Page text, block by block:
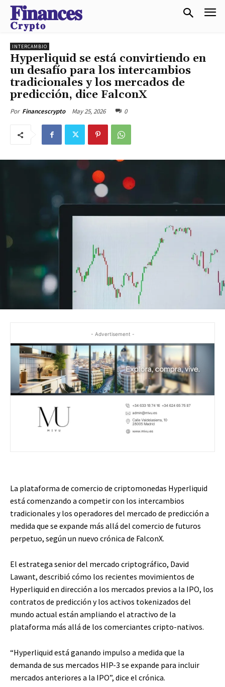
𝐅𝐢𝐧𝐚𝐧𝐜𝐞𝐬
𝐂𝐫𝐲𝐩𝐭𝐨
INTERCAMBIO
Hyperliquid se está convirtiendo en
un desafío para los intercambios
tradicionales y los mercados de
predicción, dice FalconX
Por Financescrypto May 25, 2026 0
- Advertisement -
La plataforma de comercio de criptomonedas Hyperliquid
está comenzando a competir con los intercambios
tradicionales y los operadores del mercado de predicción a
medida que se expande más allá del comercio de futuros
perpetuo, según un nuevo crónica de FalconX.
El estratega senior del mercado criptográfico, David
Lawant, describió cómo los recientes movimientos de
Hyperliquid en dirección a los mercados previos a la IPO, los
contratos de predicción y los activos tokenizados del
mundo actual están ampliando el atractivo de la
plataforma más allá de los comerciantes cripto-nativos.
“Hyperliquid está ganando impulso a medida que la
demanda de sus mercados HIP-3 se expande para incluir
mercados anteriores a la IPO”, dice el crónica.